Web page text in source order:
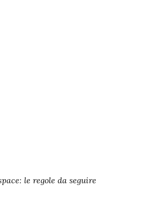
le regole da seguire